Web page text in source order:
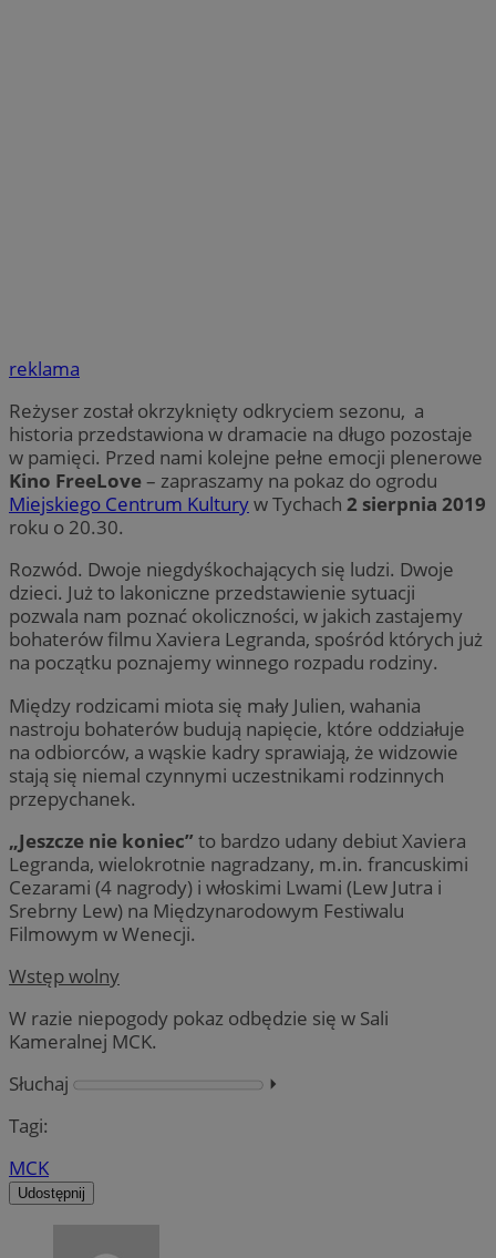
reklama
Reżyser został okrzyknięty odkryciem sezonu, a
historia przedstawiona w dramacie na długo pozostaje
w pamięci. Przed nami kolejne pełne emocji plenerowe
Kino FreeLove– zapraszamy na pokaz do ogrodu
Miejskiego Centrum Kulturyw Tychach 2 sierpnia 2019
roku o 20.30.
Rozwód. Dwoje niegdyśkochających się ludzi. Dwoje
dzieci. Już to lakoniczne przedstawienie sytuacji
pozwala nam poznać okoliczności, w jakich zastajemy
bohaterów filmu Xaviera Legranda, spośród których już
na początku poznajemy winnego rozpadu rodziny.
Między rodzicami miota się mały Julien, wahania
nastroju bohaterów budują napięcie, które oddziałuje
na odbiorców, a wąskie kadry sprawiają, że widzowie
stają się niemal czynnymi uczestnikami rodzinnych
przepychanek.
„Jeszcze nie koniec” to bardzo udany debiut Xaviera
Legranda, wielokrotnie nagradzany, m.in. francuskimi
Cezarami (4 nagrody) i włoskimi Lwami (Lew Jutra i
Srebrny Lew) na Międzynarodowym Festiwalu
Filmowym w Wenecji.
Wstęp wolny
W razie niepogody pokaz odbędzie się w Sali
Kameralnej MCK.
Słuchaj
⏵︎
Tagi:
MCK
Udostępnij